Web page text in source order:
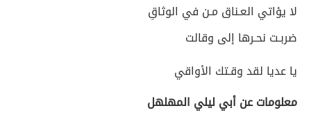
لا يؤاتي العـناق مـن في الوثاقِ
ضربـت نحـرها إلى وقالت
يا عديا لقد وقـتك الأواقي
معلومات عن أبي ليلي المهلهل